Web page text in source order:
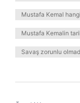
Mustafa Kemal
Mustafa Kemalin
Savaş zorunlu